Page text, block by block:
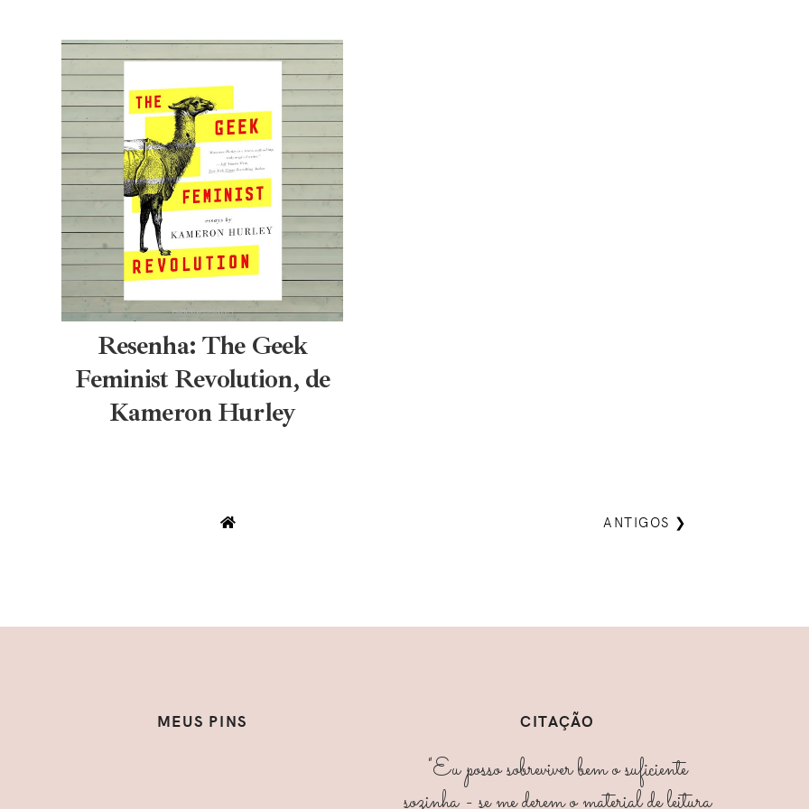
Resenha: The Geek
Feminist Revolution, de
Kameron Hurley
ANTIGOS ❯
MEUS PINS CITAÇÃO
"Eu posso sobreviver bem o suficiente